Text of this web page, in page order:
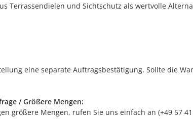
Terrassendielen und Sichtschutz als wertvolle
eine separate Auftragsbestätigung. Sollte die
/ Größere Mengen:
größere Mengen, rufen Sie uns einfach an (+49 57